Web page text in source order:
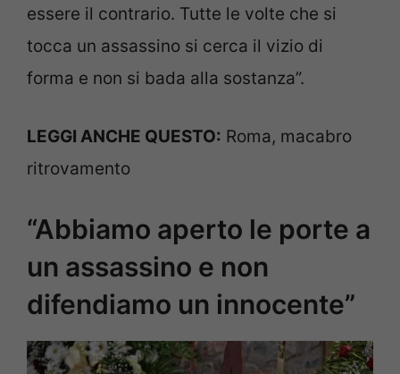
essere il contrario. Tutte le volte che si
tocca un assassino si cerca il vizio di
forma e non si bada alla sostanza”.
LEGGI ANCHE QUESTO: Roma, macabro
ritrovamento
“Abbiamo aperto le porte a
un assassino e non
difendiamo un innocente”